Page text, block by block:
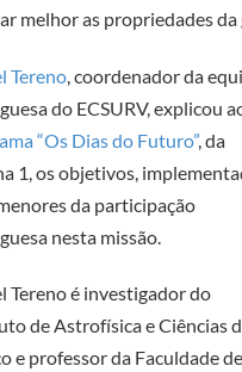
melhor as propriedades da
Tereno , coordenador da
do ECSURV, explicou
“Os Dias do Futuro”, da
1, os objetivos,
da participação
nesta missão.
Tereno é investigador do
de Astrofísica e Ciências
e professor da Faculdade de